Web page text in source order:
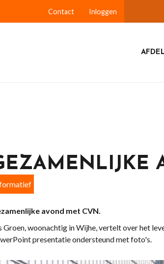
Contact Inloggen
avond met CVN.
Groen, woonachtig in Wijhe, vertelt over het
presentatie ondersteund met foto's.